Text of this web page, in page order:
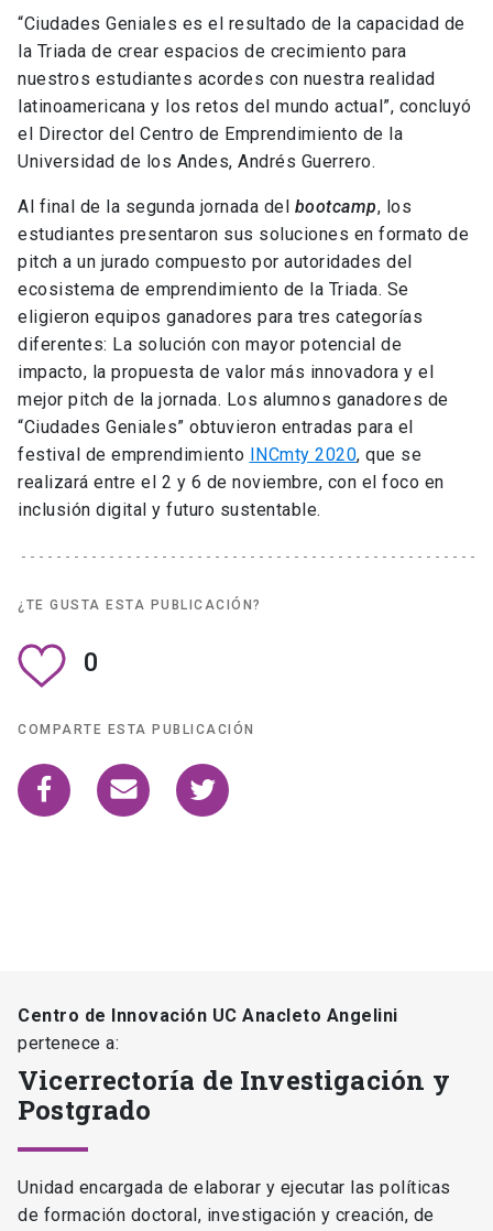
“Ciudades Geniales es el resultado de la capacidad de
la Triada de crear espacios de crecimiento para
nuestros estudiantes acordes con nuestra realidad
latinoamericana y los retos del mundo actual”, concluyó
el Director del Centro de Emprendimiento de la
Universidad de los Andes, Andrés Guerrero.
Al final de la segunda jornada del bootcamp, los
estudiantes presentaron sus soluciones en formato de
pitch a un jurado compuesto por autoridades del
ecosistema de emprendimiento de la Triada. Se
eligieron equipos ganadores para tres categorías
diferentes: La solución con mayor potencial de
impacto, la propuesta de valor más innovadora y el
mejor pitch de la jornada. Los alumnos ganadores de
“Ciudades Geniales” obtuvieron entradas para el
festival de emprendimiento INCmty 2020, que se
realizará entre el 2 y 6 de noviembre, con el foco en
inclusión digital y futuro sustentable.
¿TE GUSTA ESTA PUBLICACIÓN?
0
COMPARTE ESTA PUBLICACIÓN
Centro de Innovación UC Anacleto Angelini
pertenece a:
Vicerrectoría de Investigación y
Postgrado
Unidad encargada de elaborar y ejecutar las políticas
de formación doctoral, investigación y creación, de